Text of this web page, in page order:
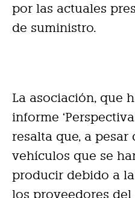
por las actuales
de suministro.
La asociación, que
informe
resalta que, a
vehículos que se
producir debido a la
los proveedores del